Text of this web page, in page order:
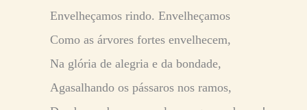
Envelheçamos rindo. Envelheçamos
Como as árvores fortes envelhecem,
Na glória de alegria e da bondade,
Agasalhando os pássaros nos ramos,